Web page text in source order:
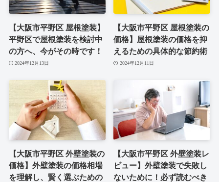
【大阪市平野区 屋根塗装】
平野区で屋根塗装を検討中
の方へ、今がその時です！
2024年12月13日
【大阪市平野区 屋根塗装の
価格】屋根塗装の価格を抑
えるための具体的な節約術
2024年12月11日
【大阪市平野区 外壁塗装の
価格】外壁塗装の価格相場
を理解し、賢く選ぶための
【大阪市平野区 外壁塗装レ
ビュー】外壁塗装で失敗し
ないために！必ず読むべき